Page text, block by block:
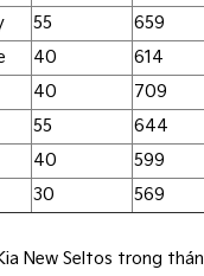
55
659
40
614
40
709
55
644
40
599
30 569
New Seltos trong